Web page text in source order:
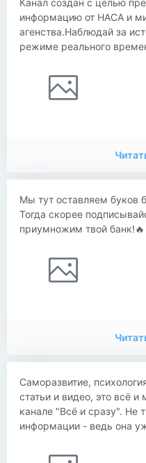
Канал создан с целью
информацию от НАСА и
агенства.Наблюдай за
режиме реального
Мы тут оставляем буков
Тогда скорее
приумножим твой банк!🔥
Саморазвитие,
статьи и видео, это всё
канале "Всё и сразу". Не
информации - ведь она